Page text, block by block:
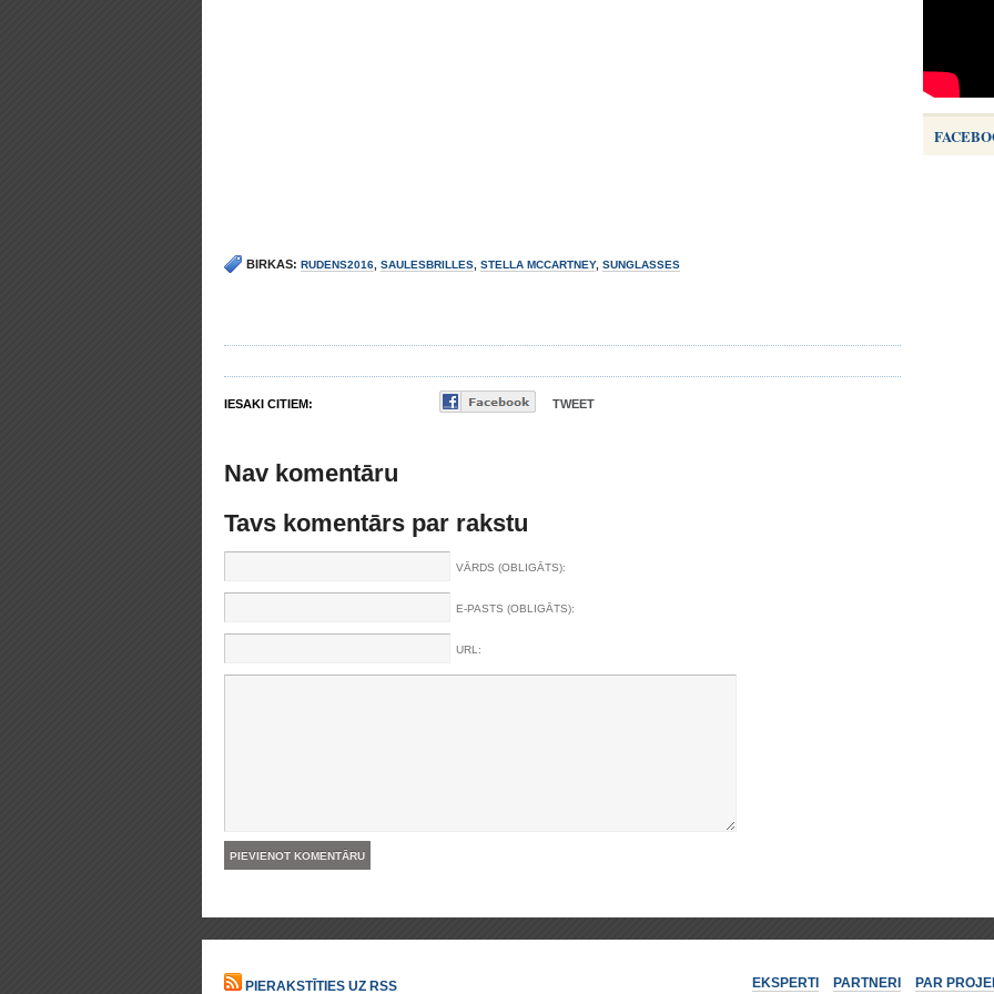
BIRKAS: RUDENS2016 SAULESBRILLES STELLA MCCARTNEY, SUNGLASSES
IESAKI CITIEM: TWEET
Nav komentāru
Tavs komentārs par rakstu
VĀRDS (OBLIGĀTS):
E-PASTS (OBLIGĀTS):
URL:
PIERAKSTĪTIES UZ RSS EKSPERTI PARTNERI PAR